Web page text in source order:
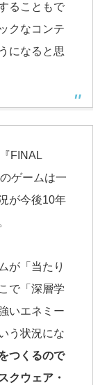
ることもで
クなコンテ
になると思
FINAL
ゲームは一
が今後10年
が「当たり
で「深層学
いエネミー
う状況にな
つくるので
クウェア・